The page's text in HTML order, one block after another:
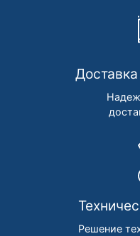
Решение